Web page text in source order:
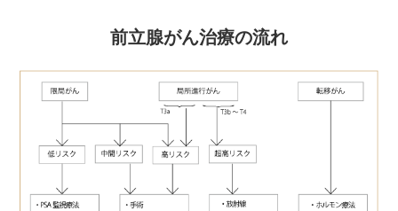
前立腺がん治療の流れ